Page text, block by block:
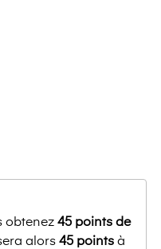
obtenez 45points de
alors 45points à